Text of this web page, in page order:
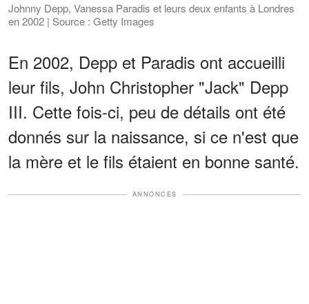
Johnny Depp, Vanessa Paradis et leurs deux enfants à Londres
en 2002 | Source : Getty Images
En 2002, Depp et Paradis ont accueilli
leur fils, John Christopher "Jack" Depp
III. Cette fois-ci, peu de détails ont été
donnés sur la naissance, si ce n'est que
la mère et le fils étaient en bonne santé.
ANNONCES